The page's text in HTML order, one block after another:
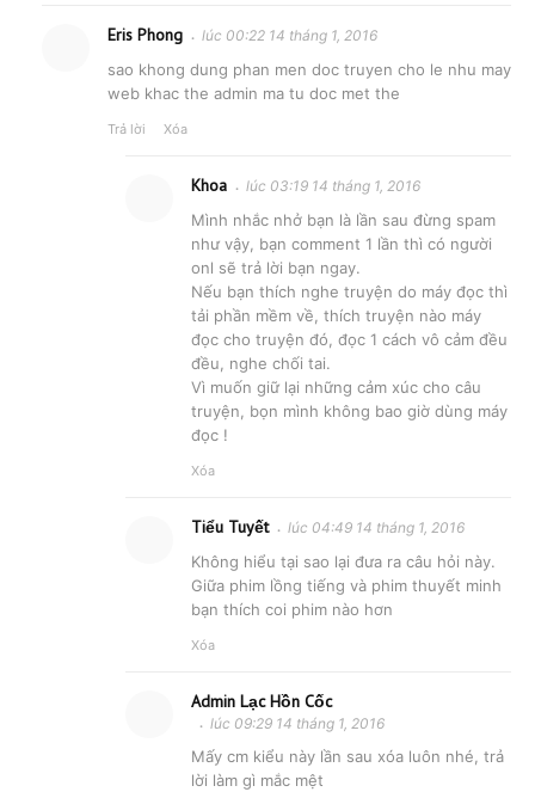
Eris Phong lúc 00:22 14 tháng 1, 2016
sao khong dung phan men doc truyen cho le nhu may
web khac the admin ma tu doc met the
Trả lời Xóa
Khoa lúc 03:19 14 tháng 1, 2016
Mình nhắc nhở bạn là lần sau đừng spam
như vậy, bạn comment 1 lần thì có người
onl sẽ trả lời bạn ngay.
Nếu bạn thích nghe truyện do máy đọc thì
tải phần mềm về, thích truyện nào máy
đọc cho truyện đó, đọc 1 cách vô cảm đều
đều, nghe chối tai.
Vì muốn giữ lại những cảm xúc cho câu
truyện, bọn mình không bao giờ dùng máy
đọc !
Xóa
Tiểu Tuyết lúc 04:49 14 tháng 1, 2016
Không hiểu tại sao lại đưa ra câu hỏi này.
Giữa phim lồng tiếng và phim thuyết minh
bạn thích coi phim nào hơn
Xóa
Admin Lạc Hồn Cốc
lúc 09:29 14 tháng 1, 2016
Mấy cm kiểu này lần sau xóa luôn nhé, trả
lời làm gì mắc mệt